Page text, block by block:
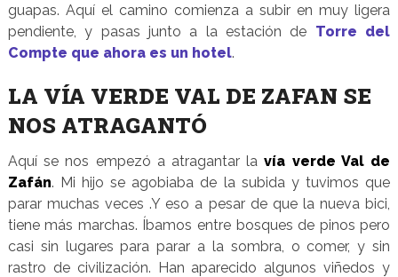
guapas. Aquí el camino comienza a subir en muy ligera
pendiente, y pasas junto a la estación de Torre del
Compte que ahora es un hotel.
LA VÍA VERDE VAL DE ZAFAN SE
NOS ATRAGANTÓ
Aquí se nos empezó a atragantar lavía verde Val de
Zafán. Mi hijo se agobiaba de la subida y tuvimos que
parar muchas veces .Y eso a pesar de que la nueva bici,
tiene más marchas. Íbamos entre bosques de pinos pero
casi sin lugares para parar a la sombra, o comer, y sin
rastro de civilización. Han aparecido algunos viñedos y